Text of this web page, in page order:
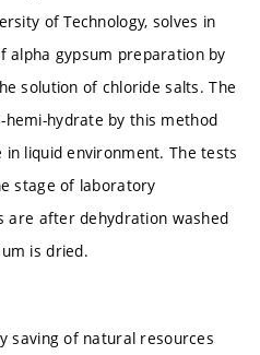
of Technology, solves in
gypsum preparation by
solution of chloride salts. The
hydrate by this method
liquid environment. The tests
stage of laboratory
are after dehydration washed
is dried.
saving of natural resources